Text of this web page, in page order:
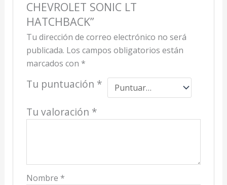
CHEVROLET SONIC LT
HATCHBACK”
Tu dirección de correo electrónico no será
publicada. Los campos obligatorios están
marcados con *
Tu puntuación *
Tu valoración *
Nombre *